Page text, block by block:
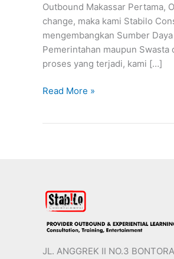
Outbound Makassar Pertama,
change, maka kami Stabilo
mengembangkan Sumber
Pemerintahan maupun
proses yang terjadi, kami […]
Read More »
JL. ANGGREK II NO.3